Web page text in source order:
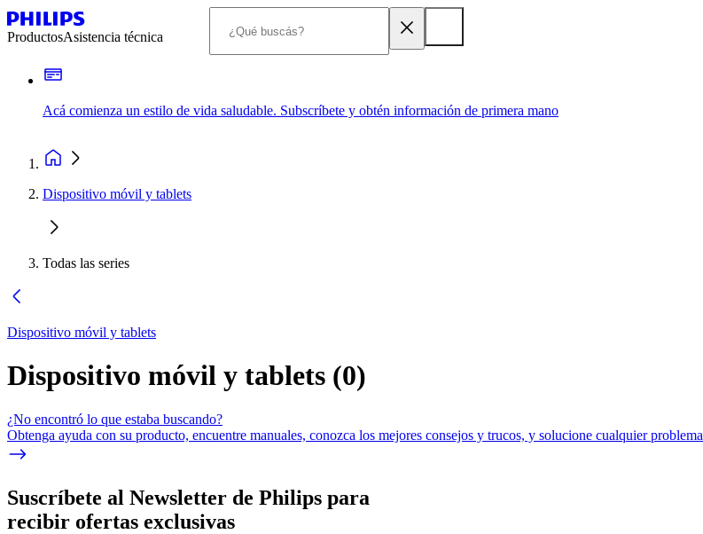
ProductosAsistencia técnica
Acá comienza un estilo de vida saludable. Subscríbete y obtén información de primera mano
Dispositivo móvil y tablets
Todas las series
Dispositivo móvil y tablets
Dispositivo móvil y tablets (0)
¿No encontró lo que estaba buscando?
Obtenga ayuda con su producto, encuentre manuales, conozca los mejores consejos y trucos, y solucione cualquier problema
Suscríbete al Newsletter de Philips para
recibir ofertas exclusivas